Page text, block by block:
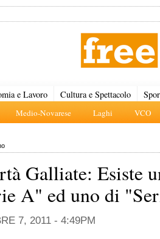
Medio-Novarese Laghi VCO
e Lavoro Cultura e Spettacolo
Galliate: Esiste
A" ed uno di
7, 2011 - 4:49PM